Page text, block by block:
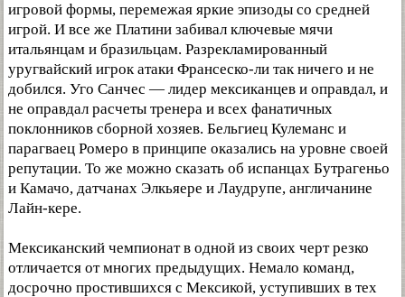
игровой формы, перемежая яркие эпизоды со средней
игрой. И все же Платини забивал ключевые мячи
итальянцам и бразильцам. Разрекламированный
уругвайский игрок атаки Франсеско-ли так ничего и не
добился. Уго Санчес — лидер мексиканцев и оправдал, и
не оправдал расчеты тренера и всех фанатичных
поклонников сборной хозяев. Бельгиец Кулеманс и
парагваец Ромеро в принципе оказались на уровне своей
репутации. То же можно сказать об испанцах Бутрагеньо
и Камачо, датчанах Элкьяере и Лаудрупе, англичанине
Лайн-кере.
Мексиканский чемпионат в одной из своих черт резко
отличается от многих предыдущих. Немало команд,
досрочно простившихся с Мексикой, уступивших в тех